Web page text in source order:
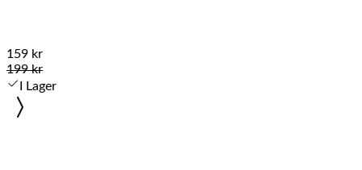
159 kr
199 kr
I Lager